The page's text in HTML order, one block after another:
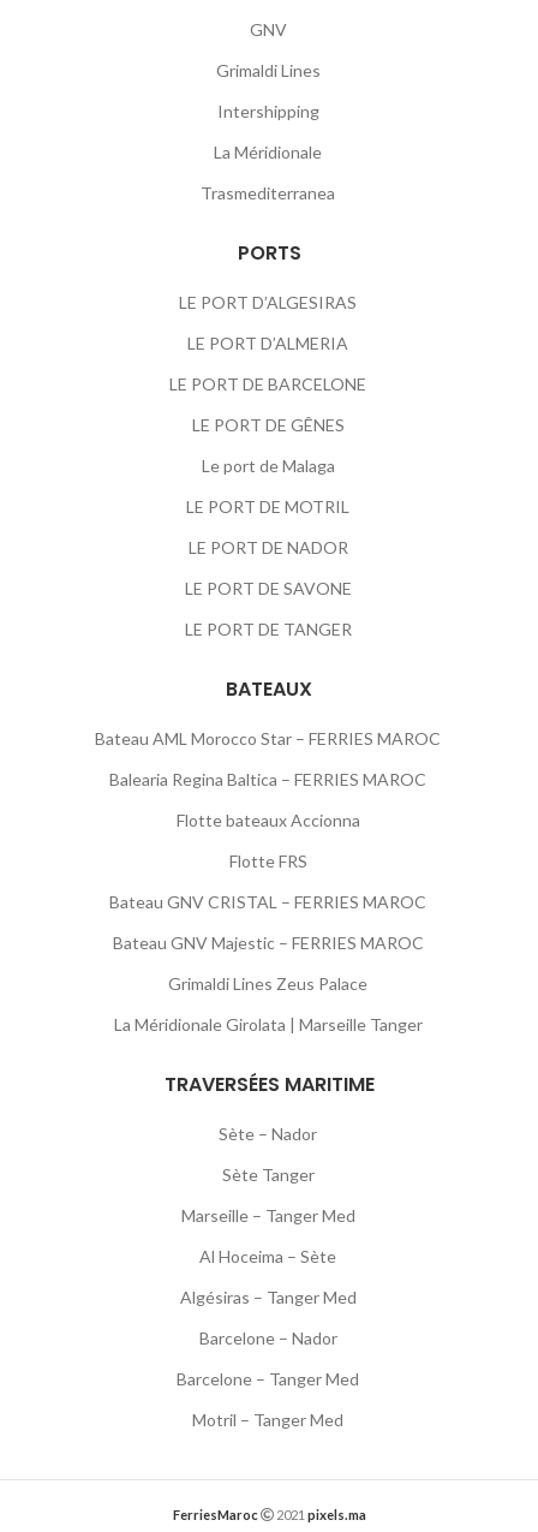
GNV
Grimaldi Lines
Intershipping
La Méridionale
Trasmediterranea
PORTS
LE PORT D’ALGESIRAS
LE PORT D’ALMERIA
LE PORT DE BARCELONE
LE PORT DE GÊNES
Le port de Malaga
LE PORT DE MOTRIL
LE PORT DE NADOR
LE PORT DE SAVONE
LE PORT DE TANGER
BATEAUX
Bateau AML Morocco Star – FERRIES MAROC
Balearia Regina Baltica – FERRIES MAROC
Flotte bateaux Accionna
Flotte FRS
Bateau GNV CRISTAL – FERRIES MAROC
Bateau GNV Majestic – FERRIES MAROC
Grimaldi Lines Zeus Palace
La Méridionale Girolata | Marseille Tanger
TRAVERSÉES MARITIME
Sète – Nador
Sète Tanger
Marseille – Tanger Med
Al Hoceima – Sète
Algésiras – Tanger Med
Barcelone – Nador
Barcelone – Tanger Med
Motril – Tanger Med
FerriesMaroc 2021 pixels.ma